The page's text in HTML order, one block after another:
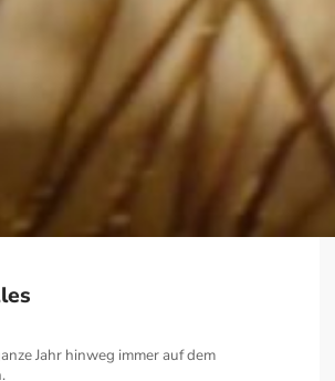
Jahr hinweg immer auf dem